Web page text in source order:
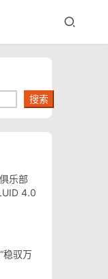
搜索
乐部
4.0
稳驭万